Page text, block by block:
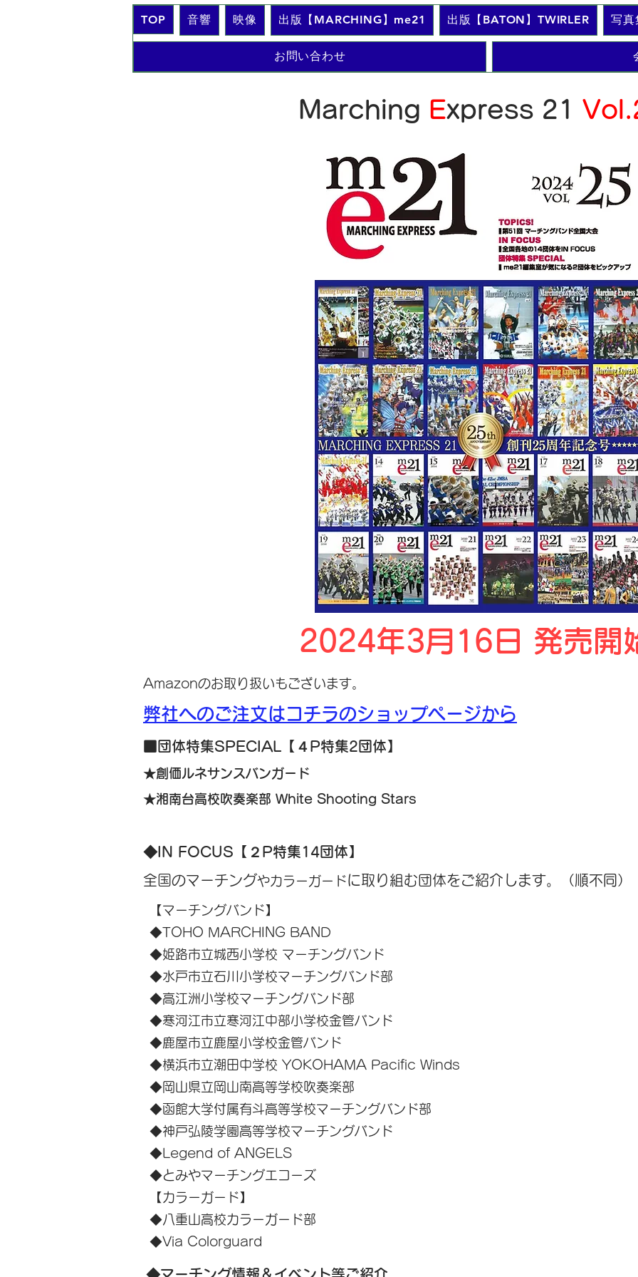
TOP 音響 映像 出版【MARCHING】me21 出版【BATON】TWIRLER 写真
お問い合わせ
Marching Express 21
2024年3月16日 発売開
​Amazonのお取り扱いもございます。
弊社へのご注文はコチラのショップページから
​■団体特集SPECIAL【４P特集2団体】
★創価ルネサンスバンガード
★湘南台高校吹奏楽部 White Shooting Stars
◆IN FOCUS【２P特集14団体】
全 国のマーチングやカラーガードに取り組む団体をご紹介します。（ ​順不同）
【マーチングバンド】
◆TOHO MARCHING BAND
◆姫路市立城西小学校 マーチングバンド
◆水戸市立石川小学校マーチングバンド部
◆高江洲小学校マーチングバンド部
◆寒河江市立寒河江中部小学校金管バンド
◆鹿屋市立鹿屋小学校金管バンド
◆横浜市立潮田中学校 YOKOHAMA Pacific Winds
◆岡山県立岡山南高等学校吹奏楽部
◆函館大学付属有斗高等学校マーチングバンド部
◆神戸弘陵学園高等学校マーチングバンド
◆Legend of ANGELS
◆とみやマーチングエコーズ
【カラーガード】
◆八重山高校カラーガード部
◆Via Colorguard
◆マーチング情報＆イベント等ご紹介